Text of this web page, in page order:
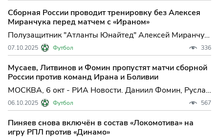
Сборная России проводит тренировку без Алексея
Миранчука перед матчем с «Ираном»
Полузащитник "Атланты Юнайтед" Алексей Миранчук
и защитник московского ЦСКА Игорь Дивеев
пропускают тренировку в общей группе...
07.10.2025 Футбол 336
Мусаев, Литвинов и Фомин пропустят матчи сборной
России против команд Ирана и Боливии
МОСКВА, 6 окт - РИА Новости. Даниил Фомин, Руслан
Литвинов и Тамерлан Мусаев не смогут сыграть за
сборную России в октябрьских товарищеских матчах,
...
06.10.2025 Футбол 567
Пиняев снова включён в состав «Локомотива» на
игру РПЛ против «Динамо»